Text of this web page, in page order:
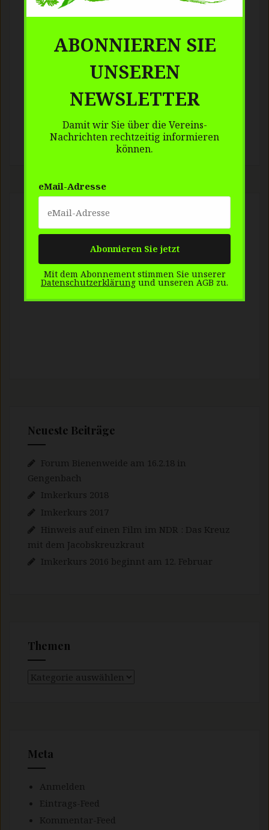
Konferenz: Link kopieren, in neuem Tab
Film
Neueste Beiträge
Forum Bienenweide am 16.2.18 in
Gengenbach
Imkerkurs 2018
Imkerkurs 2017
Hinweis auf einen Film im NDR : Das Kreuz
mit dem Jacobskreuzkraut
Imkerkurs 2016 beginnt am 12. Februar
Themen
Themen
Meta
Anmelden
Eintrags-Feed
Kommentar-Feed
ABONNIEREN SIE
UNSEREN
NEWSLETTER
Damit wir Sie über die Vereins-
Nachrichten rechtzeitig informieren
können.
eMail-Adresse
Mit dem Abonnement stimmen Sie unserer
Datenschutzerklärung und unseren AGB zu.